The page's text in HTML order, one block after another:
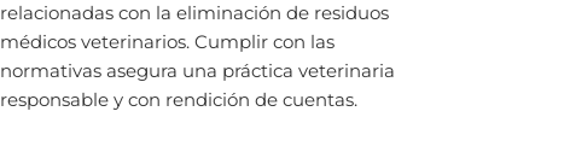
relacionadas con la eliminación de residuos
médicos veterinarios. Cumplir con las
normativas asegura una práctica veterinaria
responsable y con rendición de cuentas.